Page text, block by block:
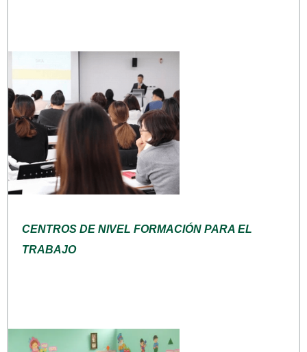
CENTROS DE NIVEL FORMACIÓN PARA EL
TRABAJO